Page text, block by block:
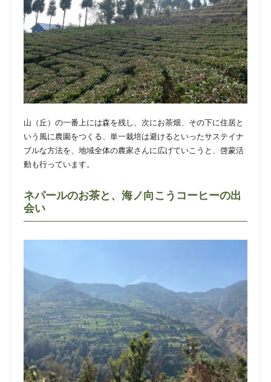
山（丘）の一番上には森を残し、次にお茶畑、その下に住居と
いう風に農園をつくる、単一栽培は避けるといったサステイナ
ブルな方法を、地域全体の農家さんに広げていこうと、啓蒙活
動も行っています。
ネパールのお茶と、海ノ向こうコーヒーの出
会い